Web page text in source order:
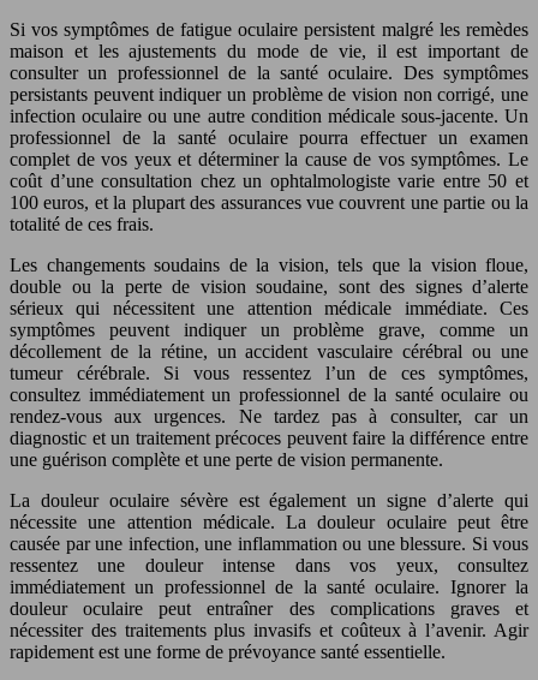
Si vos symptômes de fatigue oculaire persistent malgré les remèdes
maison et les ajustements du mode de vie, il est important de
consulter un professionnel de la santé oculaire. Des symptômes
persistants peuvent indiquer un problème de vision non corrigé, une
infection oculaire ou une autre condition médicale sous-jacente. Un
professionnel de la santé oculaire pourra effectuer un examen
complet de vos yeux et déterminer la cause de vos symptômes. Le
coût d’une consultation chez un ophtalmologiste varie entre 50 et
100 euros, et la plupart des assurances vue couvrent une partie ou la
totalité de ces frais.
Les changements soudains de la vision, tels que la vision floue,
double ou la perte de vision soudaine, sont des signes d’alerte
sérieux qui nécessitent une attention médicale immédiate. Ces
symptômes peuvent indiquer un problème grave, comme un
décollement de la rétine, un accident vasculaire cérébral ou une
tumeur cérébrale. Si vous ressentez l’un de ces symptômes,
consultez immédiatement un professionnel de la santé oculaire ou
rendez-vous aux urgences. Ne tardez pas à consulter, car un
diagnostic et un traitement précoces peuvent faire la différence entre
une guérison complète et une perte de vision permanente.
La douleur oculaire sévère est également un signe d’alerte qui
nécessite une attention médicale. La douleur oculaire peut être
causée par une infection, une inflammation ou une blessure. Si vous
ressentez une douleur intense dans vos yeux, consultez
immédiatement un professionnel de la santé oculaire. Ignorer la
douleur oculaire peut entraîner des complications graves et
nécessiter des traitements plus invasifs et coûteux à l’avenir. Agir
rapidement est une forme de prévoyance santé essentielle.